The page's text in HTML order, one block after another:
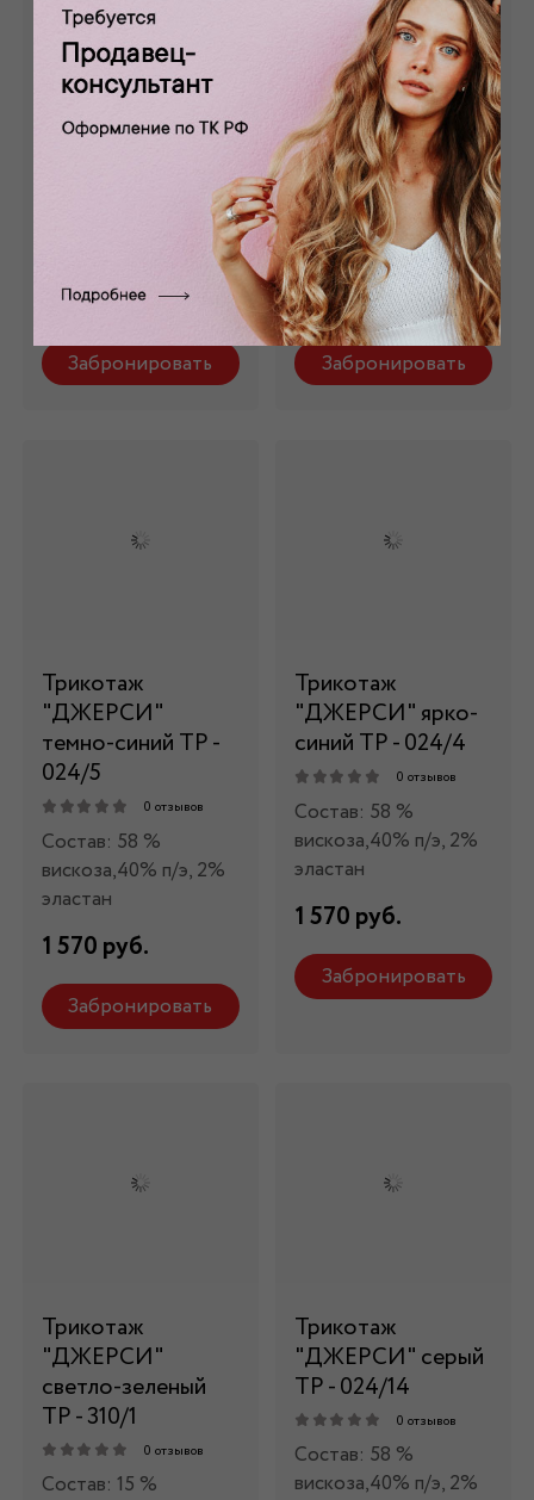
Трикотаж
"ДЖЕРСИ"
оливковый ТР -
024/7
вискоза,40% п/э, 2%
1 570 руб.
Забронировать
Трикотаж
"ДЖЕРСИ"
темно-зеленый ТР
- 024/6
0 отзывов
Состав: 58 %
вискоза,40% п/э, 2%
эластан
1 570 руб.
Забронировать
Трикотаж
"ДЖЕРСИ"
темно-синий ТР -
024/5
0 отзывов
Состав: 58 %
вискоза,40% п/э, 2%
эластан
1 570 руб.
Забронировать
Трикотаж
"ДЖЕРСИ" ярко-
синий ТР - 024/4
0 отзывов
Состав: 58 %
вискоза,40% п/э, 2%
эластан
1 570 руб.
Забронировать
Трикотаж
"ДЖЕРСИ"
светло-зеленый
ТР - 310/1
0 отзывов
Состав: 15 %
Трикотаж
"ДЖЕРСИ" серый
ТР - 024/14
0 отзывов
Состав: 58 %
вискоза,40% п/э, 2%